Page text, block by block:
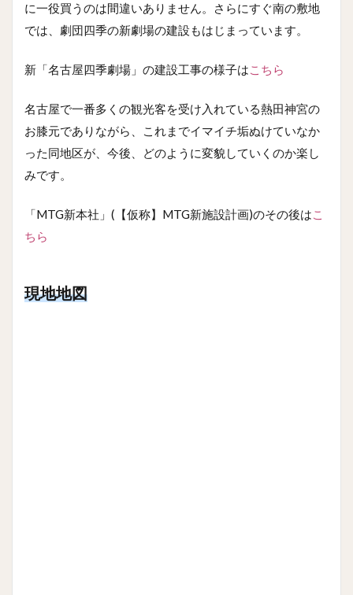
に一役買うのは間違いありません。さらにすぐ南の敷地
では、劇団四季の新劇場の建設もはじまっています。
新「名古屋四季劇場」の建設工事の様子はこちら
名古屋で一番多くの観光客を受け入れている熱田神宮の
お膝元でありながら、これまでイマイチ垢ぬけていなか
った同地区が、今後、どのように変貌していくのか楽し
みです。
「MTG新本社」(【仮称】MTG新施設計画)のその後はこ
ちら
現地地図